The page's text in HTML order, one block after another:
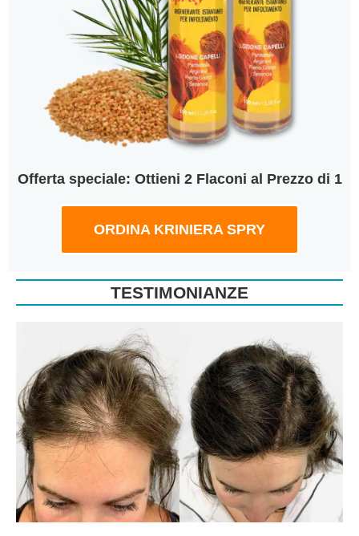
Offerta speciale: Ottieni 2 Flaconi al Prezzo di 1
ORDINA KRINIERA SPRY
TESTIMONIANZE